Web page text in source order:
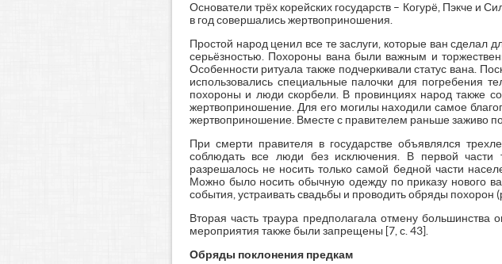
Основатели трёх корейских государств – Когурё, Пэкче и
в год совершались жертвоприношения.
Простой народ ценил все те заслуги, которые ван сделал
серьёзностью. Похороны вана были важным и
Особенности ритуала также подчеркивали статус вана.
использовались специальные палочки для погребения
похороны и люди скорбели. В провинциях народ также
жертвоприношение. Для его могилы находили самое
жертвоприношение. Вместе с правителем раньше заживо
При смерти правителя в государстве объявлялся
соблюдать все люди без исключения. В первой
разрешалось не носить только самой бедной части
Можно было носить обычную одежду по приказу нового
события, устраивать свадьбы и проводить обряды
Вторая часть траура предполагала отмену
мероприятия также были запрещены [7, с. 43].
Обряды поклонения предкам